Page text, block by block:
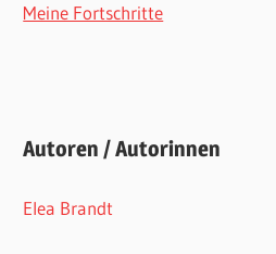
Meine Fortschritte
Autoren / Autorinnen
Elea Brandt